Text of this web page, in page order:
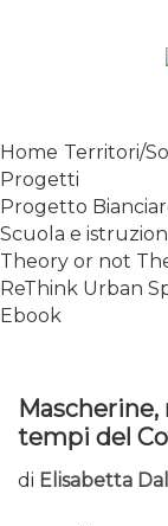
Home Territori/
Progetti
Progetto
Scuola e
Theory or not
ReThink Urban
Ebook
tempi del
di Elisabetta